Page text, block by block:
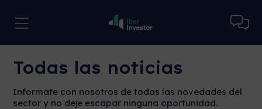
Todas las noticias
Informate con nosotros de todas las novedades del
sector y no deje escapar ninguna oportunidad.